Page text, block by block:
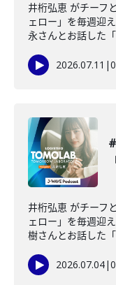
井桁弘恵 がチーフ
ェロー」を毎週迎
永さんとお話した
2026.07.11 |
井桁弘恵 がチーフ
ェロー」を毎週迎
樹さんとお話した
2026.07.04|